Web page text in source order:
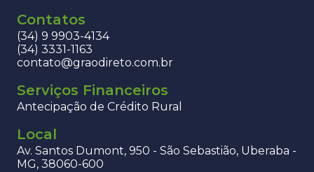
Contatos
(34) 9 9903-4134
(34) 3331-1163
contato@graodireto.com.br
Serviços Financeiros
Antecipação de Crédito Rural
Local
Av. Santos Dumont, 950 - São Sebastião, Uberaba -
MG, 38060-600